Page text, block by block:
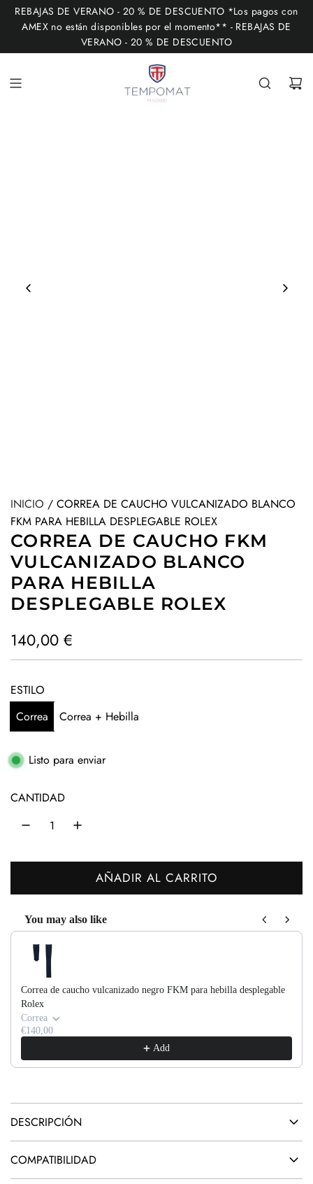
REBAJAS DE VERANO - 20 % DE DESCUENTO *Los pagos con
AMEX no están disponibles por el momento** - REBAJAS DE
VERANO - 20 % DE DESCUENTO
INICIO / CORREA DE CAUCHO VULCANIZADO BLANCO
FKM PARA HEBILLA DESPLEGABLE ROLEX
CORREA DE CAUCHO FKM
VULCANIZADO BLANCO
PARA HEBILLA
DESPLEGABLE ROLEX
P
r
e
c
i
o
i
a
140,00 €
ESTILO
Correa
Correa + Hebilla
Listo para enviar
CANTIDAD
AÑADIR AL CARRITO
C
D
.
.
You may also like
Use the Previous and Next buttons to navigate through product
Correa de caucho vulcanizado negro FKM para hebilla desplegable
Rolex
Correa
€140,00
Add
DESCRIPCIÓN
COMPATIBILIDAD